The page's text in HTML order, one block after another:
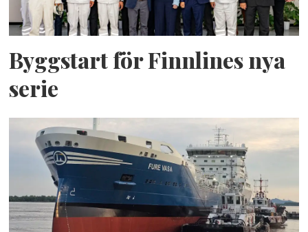
Byggstart för Finnlines nya
serie